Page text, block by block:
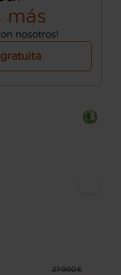
más
nosotros!
27.990 €